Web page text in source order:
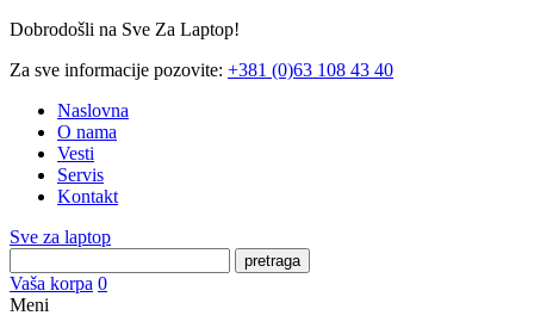
Dobrodošli na Sve Za Laptop!
Za sve informacije pozovite: +381 (0)63 108 43 40
Naslovna
O nama
Vesti
Servis
Kontakt
Sve za laptop
pretraga
Vaša korpa 0
Meni